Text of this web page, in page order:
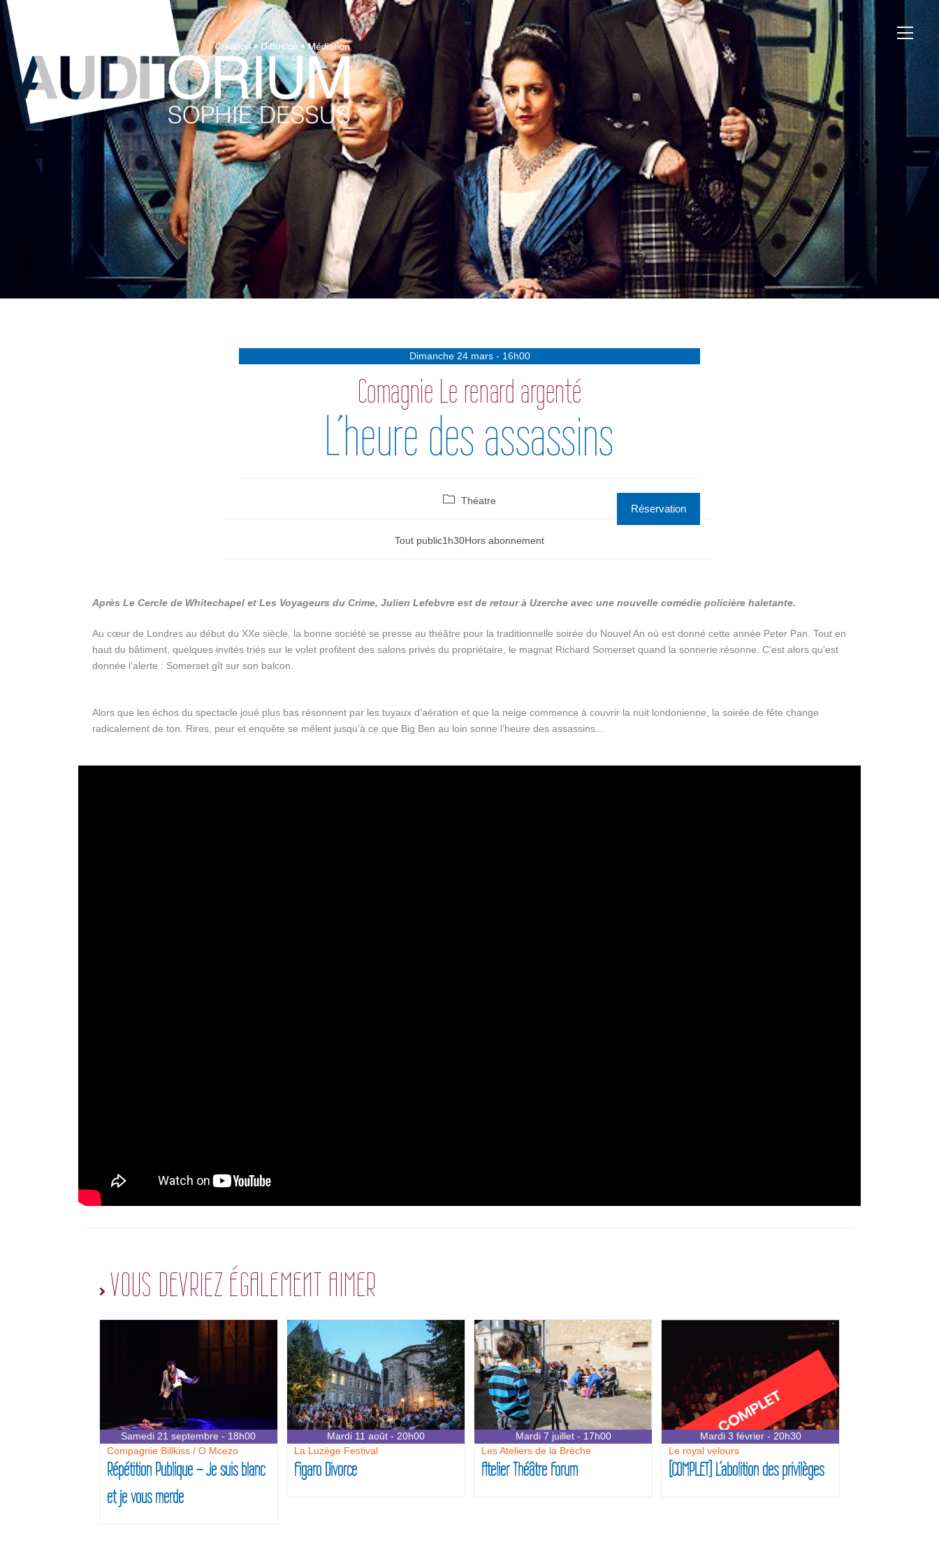
Dimanche 24 mars - 16h00
Comagnie Le renard argenté
L’heure des assassins
Théatre
Tout public1h30Hors abonnement
Réservation
Après Le Cercle de Whitechapel et Les Voyageurs du Crime, Julien Lefebvre est de retour à Uzerche avec une nouvelle comédie policière haletante.
Au cœur de Londres au début du XXe siècle, la bonne société se presse au théâtre pour la traditionnelle soirée du Nouvel An où est donné cette année Peter Pan. Tout en
haut du bâtiment, quelques invités triés sur le volet profitent des salons privés du propriétaire, le magnat Richard Somerset quand la sonnerie résonne. C’est alors qu’est
donnée l’alerte : Somerset gît sur son balcon.
Alors que les échos du spectacle joué plus bas résonnent par les tuyaux d’aération et que la neige commence à couvrir la nuit londonienne, la soirée de fête change
radicalement de ton. Rires, peur et enquête se mêlent jusqu’à ce que Big Ben au loin sonne l’heure des assassins…
VOUS DEVRIEZ ÉGALEMENT AIMER
Samedi 21 septembre - 18h00
Compagnie Billkiss / O Mcezo
Répétition Publique – Je suis blanc
et je vous merde
Mardi 11 août - 20h00
La Luzège Festival
Figaro Divorce
Mardi 7 juillet - 17h00
Les Ateliers de la Brèche
Atelier Théâtre Forum
Mardi 3 février - 20h30
Le royal velours
[COMPLET] L’abolition des privilèges